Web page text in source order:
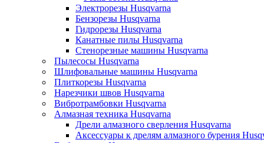
Электрорезы Husqvarna
Бензорезы Husqvarna
Гидрорезы Husqvarna
Канатные пилы Husqvarna
Стенорезные машины Husqvarna
Пылесосы Husqvarna
Шлифовальные машины Husqvarna
Плиткорезы Husqvarna
Нарезчики швов Husqvarna
Вибротрамбовки Husqvarna
Алмазная техника Husqvarna
Дрели алмазного сверления Husqvarna
Аксессуары к дрелям алмазного бурения